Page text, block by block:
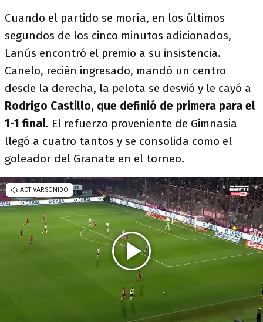
Cuando el partido se moría, en los últimos
segundos de los cinco minutos adicionados,
Lanús encontró el premio a su insistencia.
Canelo, recién ingresado, mandó un centro
desde la derecha, la pelota se desvió y le cayó a
Rodrigo Castillo, que definió de primera para el
1-1 final. El refuerzo proveniente de Gimnasia
llegó a cuatro tantos y se consolida como el
goleador del Granate en el torneo.